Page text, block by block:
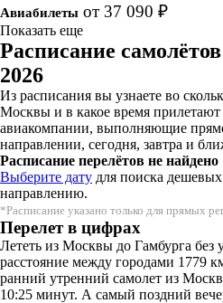
Авиабилеты от 37 090 ₽
Показать еще
Расписание
2026
Из расписания вы узнаете во
Москвы и в какое время прилетают
авиакомпании, выполняющие
направлении, сегодня, завтра и
Расписание перелётов не найдено
Выберите дату для поиска
направлению.
*Расписание указано только для прямых
Перелет в цифрах
Лететь из Москвы до Гамбурга без
расстояние между городами 1779
ранний утренний самолет из
10:25 минут. А самый поздний